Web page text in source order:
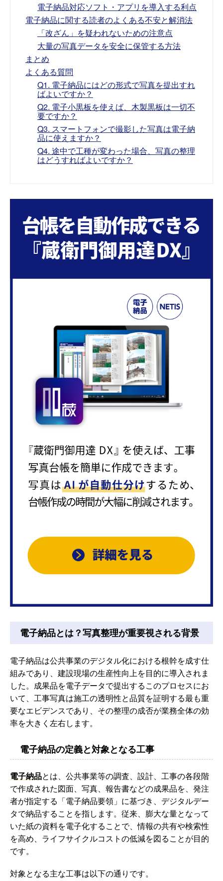
電子納品対応ソフト・アプリを導入する利点
電子納品に関する読者のよくある不安と解消法
「改ざん」を疑われないための注意点
大量の写真データを安全に保管する方法
まとめ
よくある質問
Q1. 電子納品にはどの形式で写真を提出すれ
ばよいですか？
Q2. 電子小黒板を使えば、木製黒板は一切不
要ですか？
Q3. スマートフォンで撮影した写真は電子納
品に使えますか？
Q4. 途中で工種が変わった場合、写真の整理
はどうすればよいですか？
電子納品とは？写真整理が重要視される背景
電子納品は公共事業のデジタル化における根幹を成す仕
組みであり、建設現場の生産性向上を目的に導入されま
した。成果品を電子データで提出するこのプロセスにお
いて、工事写真は施工の透明性と品質を証明する最も重
要なエビデンスであり、その整理の成否が業務全体の効
率を大きく左右します。
電子納品の定義と対象となる工事
電子納品とは、公共事業等の調査、設計、工事の各段階
で作成された図面、写真、報告書などの成果品を、発注
者が指定する「電子納品要領」に基づき、デジタルデー
タで納品することを指します。従来、膨大な量となって
いた紙の資料を電子化することで、情報の共有や検索性
を高め、ライフサイクルコストの低減を図ることが目的
です。
対象となる主な工事は以下の通りです。